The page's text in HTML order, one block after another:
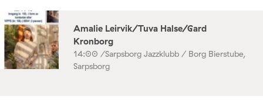
Amalie Leirvik/Tuva Halse/Gard
Kronborg
14:00 /Sarpsborg Jazzklubb / Borg Bierstube,
Sarpsborg